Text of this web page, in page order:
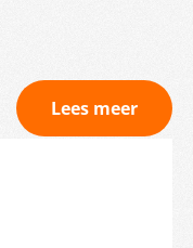
Lees meer